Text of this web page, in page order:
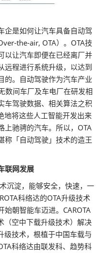
企是如何让汽车具备自动驾
the-air, OTA）。OTA技
以让汽车即便在已经离厂并
远程进行系统升级，以达到
的。自动驾驶作为汽车产业
数间车厂及车电厂在研发相
车驾驶数据、相关算法之积
地将这些人工智能开发出来
上驰骋的汽车。所以，OTA
称「自动驾驶」技术的造王
联网发展
沉淀，能够安全，快速，一
科络达的OTA升级技术
朝智能车迈进。CAROTA
（空中下载升级技术）解决
级技术，根植于中国车载与
科络达由联发科、趋势科